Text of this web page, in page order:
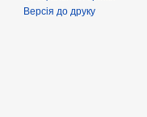
Версія до друку